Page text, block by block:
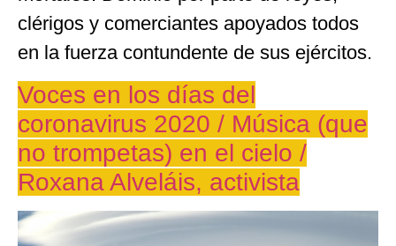
clérigos y comerciantes apoyados todos
en la fuerza contundente de sus ejércitos.
Voces en los días del
coronavirus 2020 / Música (que
no trompetas) en el cielo /
Roxana Alveláis, activista